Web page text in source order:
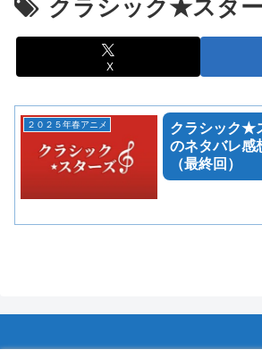
クラシック★スタ
X
２０２５年春アニメ
クラシック★
のネタバレ感
（最終回）